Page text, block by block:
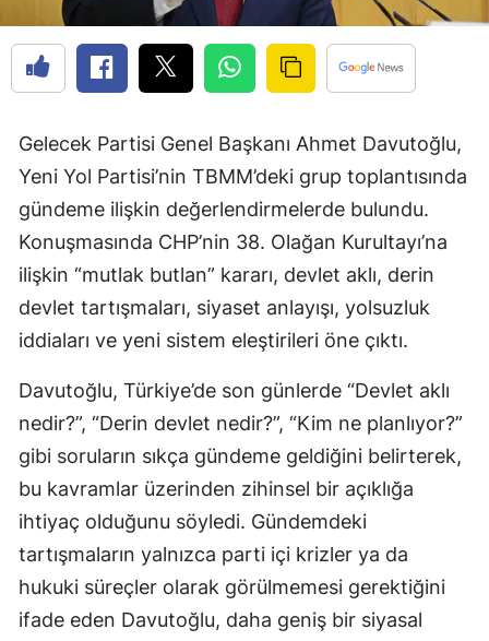
Gelecek Partisi Genel Başkanı Ahmet Davutoğlu,
Yeni Yol Partisi’nin TBMM’deki grup toplantısında
gündeme ilişkin değerlendirmelerde bulundu.
Konuşmasında CHP’nin 38. Olağan Kurultayı’na
ilişkin “mutlak butlan” kararı, devlet aklı, derin
devlet tartışmaları, siyaset anlayışı, yolsuzluk
iddiaları ve yeni sistem eleştirileri öne çıktı.
Davutoğlu, Türkiye’de son günlerde “Devlet aklı
nedir?”, “Derin devlet nedir?”, “Kim ne planlıyor?”
gibi soruların sıkça gündeme geldiğini belirterek,
bu kavramlar üzerinden zihinsel bir açıklığa
ihtiyaç olduğunu söyledi. Gündemdeki
tartışmaların yalnızca parti içi krizler ya da
hukuki süreçler olarak görülmemesi gerektiğini
ifade eden Davutoğlu, daha geniş bir siyasal